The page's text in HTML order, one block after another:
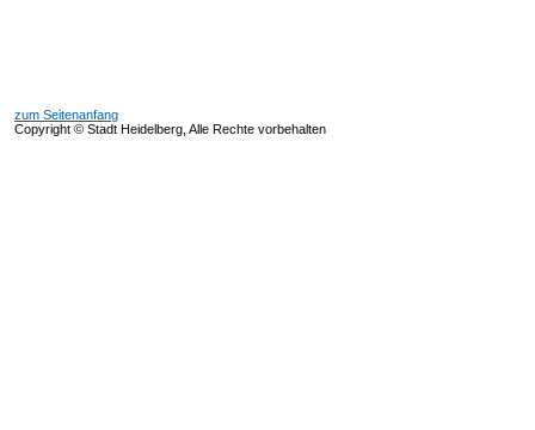
zum Seitenanfang
Copyright © Stadt Heidelberg, Alle Rechte vorbehalten